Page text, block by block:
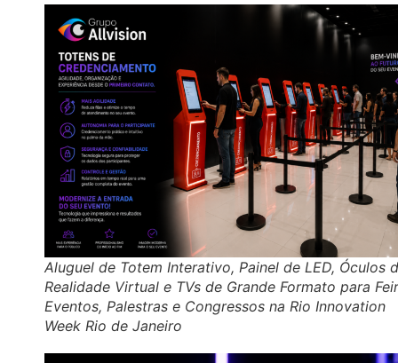
Aluguel de Totem Interativo, Painel de LED, Óculos
Realidade Virtual e TVs de Grande Formato para
Eventos, Palestras e Congressos na Rio Innovation
Week Rio de Janeiro